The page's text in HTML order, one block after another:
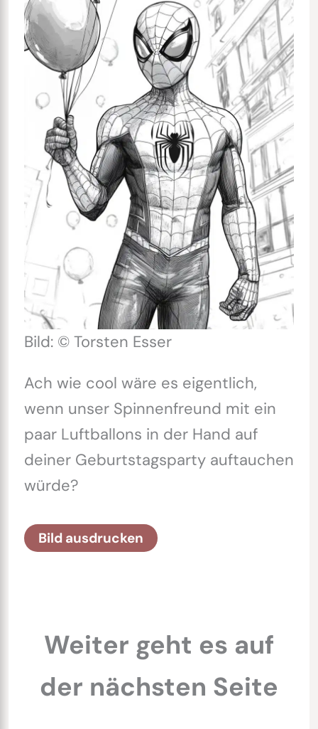
Bild: © Torsten Esser
Ach wie cool wäre es eigentlich,
wenn unser Spinnenfreund mit ein
paar Luftballons in der Hand auf
deiner Geburtstagsparty auftauchen
würde?
Bild ausdrucken
Weiter geht es auf
der nächsten Seite